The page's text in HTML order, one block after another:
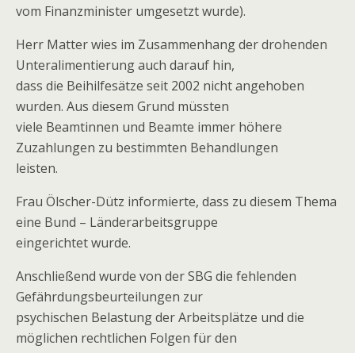
vom Finanzminister umgesetzt wurde).
Herr Matter wies im Zusammenhang der drohenden
Unteralimentierung auch darauf hin,
dass die Beihilfesätze seit 2002 nicht angehoben
wurden. Aus diesem Grund müssten
viele Beamtinnen und Beamte immer höhere
Zuzahlungen zu bestimmten Behandlungen
leisten.
Frau Ölscher-Dütz informierte, dass zu diesem Thema
eine Bund – Länderarbeitsgruppe
eingerichtet wurde.
Anschließend wurde von der SBG die fehlenden
Gefährdungsbeurteilungen zur
psychischen Belastung der Arbeitsplätze und die
möglichen rechtlichen Folgen für den